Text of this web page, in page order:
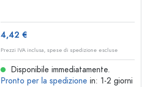
4,42 €
Prezzi IVA inclusa, spese di spedizione escluse
Disponibile immediatamente.
Pronto per la spedizione in: 1-2 giorni